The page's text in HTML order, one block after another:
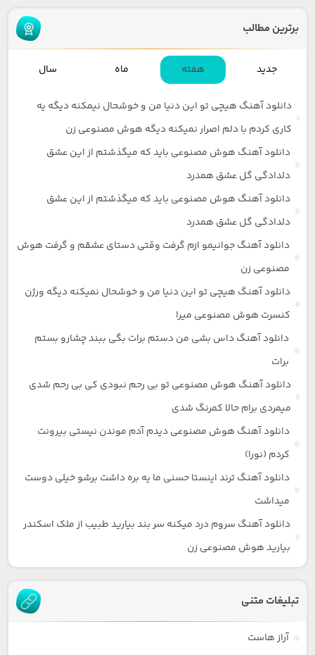
برترین مطالب
جدید هفته ماه سال
دانلود آهنگ هیچی تو این دنیا من و خوشحال نیمکنه دیگه یه
کاری کردم با دلم اصرار نمیکنه دیگه هوش مصنوعی زن
دانلود آهنگ هوش مصنوعی باید که میگذشتم از این عشق
دلدادگی گل عشق همدرد
دانلود آهنگ هوش مصنوعی باید که میگذشتم از این عشق
دلدادگی گل عشق همدرد
دانلود آهنگ جوانیمو ازم گرفت وقتی دستای عشقم و گرفت هوش
مصنوعی زن
دانلود آهنگ هیچی تو این دنیا من و خوشحال نمیکنه دیگه ورژن
کنسرت هوش مصنوعی میرا
دانلود آهنگ داس بشی من دستم برات بگی ببند چشارو بستم
برات
دانلود آهنگ هوش مصنوعی تو بی رحم نبودی کی بی رحم شدی
میمردی برام حالا کمرنگ شدی
دانلود آهنگ هوش مصنوعی دیدم آدم موندن نیستی بیرونت
کردم (نورا)
دانلود آهنگ ترند اینستا حسنی ما یه بره داشت برشو خیلی دوست
میداشت
دانلود آهنگ سروم درد میکنه سر بند بیارید طبیب از ملک اسکندر
بیارید هوش مصنوعی زن
تبلیغات متنی
آراز هاست